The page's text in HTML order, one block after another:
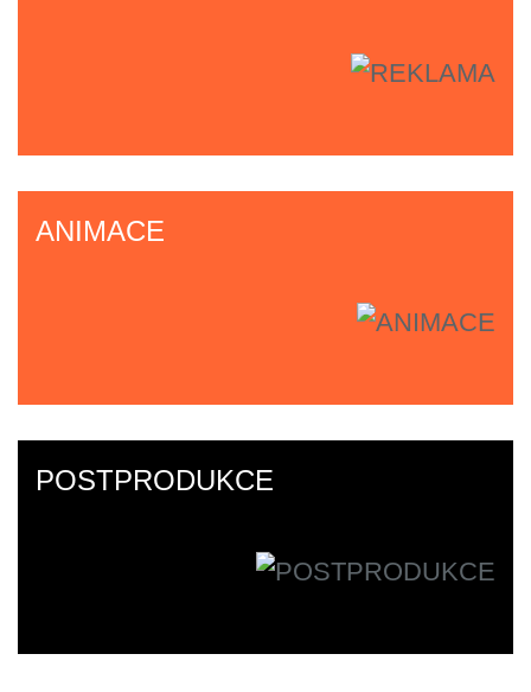
ANIMACE
POSTPRODUKCE